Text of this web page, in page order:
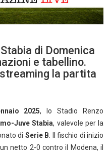
di Domenica
e tabellino.
la partita
2025, lo Stadio Renzo
Juve Stabia, valevole per la
di Serie B. Il fischio di inizio
netto 2-0 contro il Modena, il